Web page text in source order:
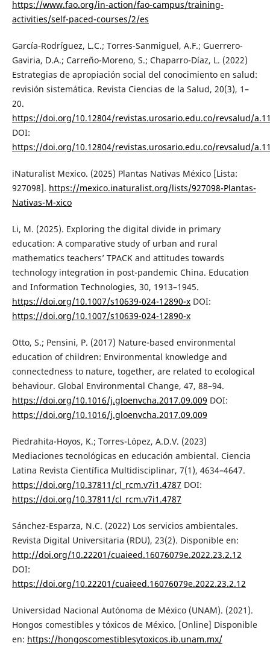
https://www.fao.org/in-action/fao-campus/training-
activities/self-paced-courses/2/es
García-Rodríguez, L.C.; Torres-Sanmiguel, A.F.; Guerrero-
Gaviria, D.A.; Carreño-Moreno, S.; Chaparro-Díaz, L. (2022)
Estrategias de apropiación social del conocimiento en salud:
revisión sistemática. Revista Ciencias de la Salud, 20(3), 1–
20.
https://doi.org/10.12804/revistas.urosario.edu.co/revsalud/
DOI:
https://doi.org/10.12804/revistas.urosario.edu.co/revsalud/
iNaturalist Mexico. (2025) Plantas Nativas México [Lista:
927098]. https://mexico.inaturalist.org/lists/927098-Plantas-
Nativas-M-xico
Li, M. (2025). Exploring the digital divide in primary
education: A comparative study of urban and rural
mathematics teachers’ TPACK and attitudes towards
technology integration in post-pandemic China. Education
and Information Technologies, 30, 1913–1945.
https://doi.org/10.1007/s10639-024-12890-xDOI:
https://doi.org/10.1007/s10639-024-12890-x
Otto, S.; Pensini, P. (2017) Nature-based environmental
education of children: Environmental knowledge and
connectedness to nature, together, are related to ecological
behaviour. Global Environmental Change, 47, 88–94.
https://doi.org/10.1016/j.gloenvcha.2017.09.009 DOI:
https://doi.org/10.1016/j.gloenvcha.2017.09.009
Piedrahita-Hoyos, K.; Torres-López, A.D.V. (2023)
Mediaciones tecnológicas en educación ambiental. Ciencia
Latina Revista Científica Multidisciplinar, 7(1), 4634–4647.
https://doi.org/10.37811/cl_rcm.v7i1.4787 DOI:
https://doi.org/10.37811/cl_rcm.v7i1.4787
Sánchez-Esparza, N.C. (2022) Los servicios ambientales.
Revista Digital Universitaria (RDU), 23(2). Disponible en:
http://doi.org/10.22201/cuaieed.16076079e.2022.23.2.12
DOI:
https://doi.org/10.22201/cuaieed.16076079e.2022.23.2.12
Universidad Nacional Autónoma de México (UNAM). (2021).
Hongos comestibles y tóxicos de México. [Online] Disponible
en: https://hongoscomestiblesytoxicos.ib.unam.mx/